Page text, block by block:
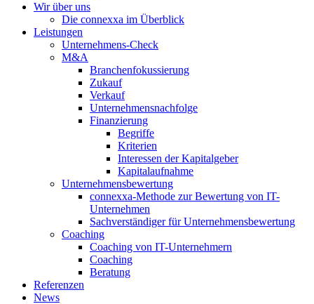
Wir über uns
Die connexxa im Überblick
Leistungen
Unternehmens-Check
M&A
Branchenfokussierung
Zukauf
Verkauf
Unternehmensnachfolge
Finanzierung
Begriffe
Kriterien
Interessen der Kapitalgeber
Kapitalaufnahme
Unternehmensbewertung
connexxa-Methode zur Bewertung von IT-
Unternehmen
Sachverständiger für Unternehmensbewertung
Coaching
Coaching von IT-Unternehmern
Coaching
Beratung
Referenzen
News